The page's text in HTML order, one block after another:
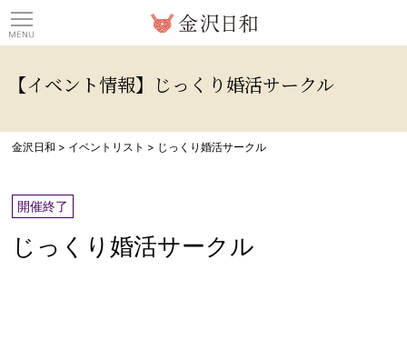
【イベント情報】じっくり婚活サークル
金沢日和 > イベントリスト > じっくり婚活サークル
開催終了
じっくり婚活サークル